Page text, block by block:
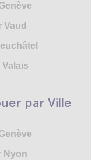
par Ville
Nyon